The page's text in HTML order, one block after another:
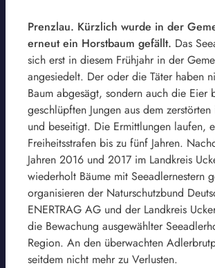
Prenzlau. Kürzlich wurde in der
erneut ein Horstbaum gefällt. Das
sich erst in diesem Frühjahr in der
angesiedelt. Der oder die Täter haben
Baum abgesägt, sondern auch die Eier
geschlüpften Jungen aus dem
und beseitigt. Die Ermittlungen laufen,
Freiheitsstrafen bis zu fünf Jahren.
Jahren 2016 und 2017 im Landkreis
wiederholt Bäume mit Seeadlernestern
organisieren der Naturschutzbund
ENERTRAG AG und der Landkreis
die Bewachung ausgewählter
Region. An den überwachten
seitdem nicht mehr zu Verlusten.